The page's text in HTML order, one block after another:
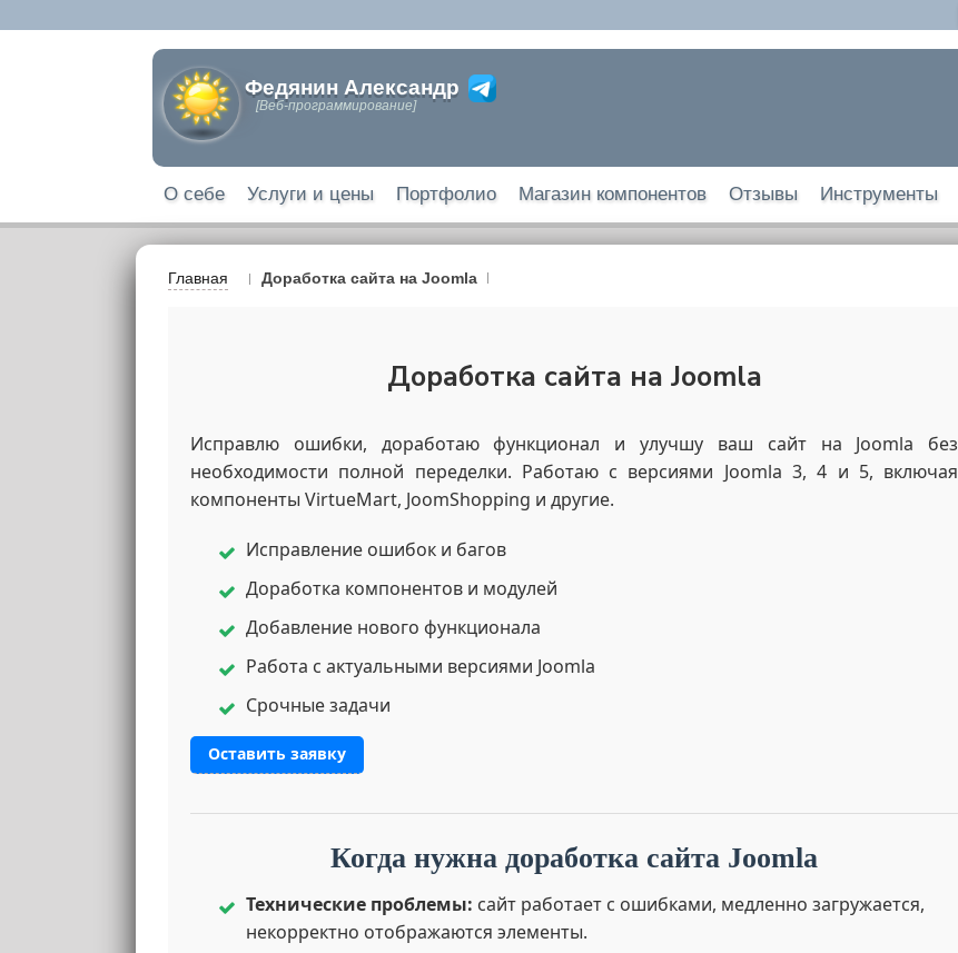
Федянин Александр
[Веб-программирование]
О себе Услуги и цены Портфолио Магазин компонентов Отзывы Инструменты
Главная Доработка сайта на Joomla
Доработка сайта на Joomla
Исправлю ошибки, доработаю функционал и улучшу ваш сайт на Joomla без
необходимости полной переделки. Работаю с версиями Joomla 3, 4 и 5, включая
компоненты VirtueMart, JoomShopping и другие.
Исправление ошибок и багов
Доработка компонентов и модулей
Добавление нового функционала
Работа с актуальными версиями Joomla
Срочные задачи
Оставить заявку
Когда нужна доработка сайта Joomla
Технические проблемы: сайт работает с ошибками, медленно загружается,
некорректно отображаются элементы.